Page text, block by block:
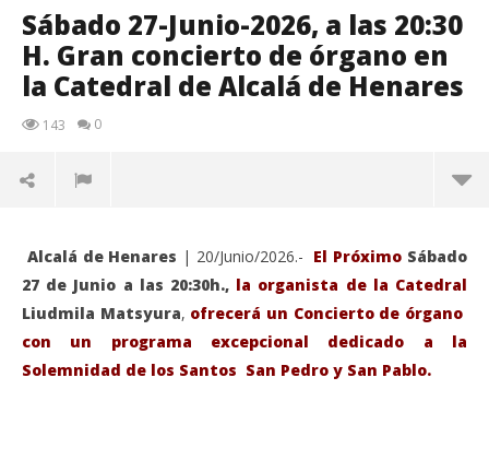
Sábado 27-Junio-2026, a las 20:30
H. Gran concierto de órgano en
la Catedral de Alcalá de Henares
143 0
Alcalá de Henares | 20/Junio/2026.- El Próximo Sábado
27 de Junio a las 20:30h., la organista de la Catedral
Liudmila Matsyura, ofrecerá un Concierto de órgano
con un programa excepcional dedicado a la
Solemnidad de los Santos San Pedro y San Pablo.